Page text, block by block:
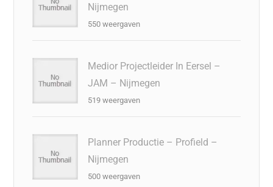
Nijmegen
550 weergaven
Medior Projectleider In Eersel –
JAM – Nijmegen
519 weergaven
Planner Productie – Profield –
Nijmegen
500 weergaven